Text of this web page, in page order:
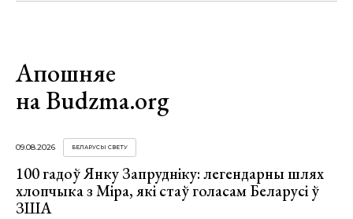
Апошняе
на Budzma.org
09.08.2026 БЕЛАРУСЫ СВЕТУ
100 гадоў Янку Запрудніку: легендарны шлях
хлопчыка з Міра, які стаў голасам Беларусі ў
ЗША